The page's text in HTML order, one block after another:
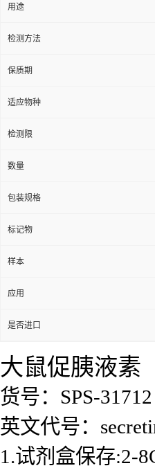
用途
检测方法
保质期
适应物种
检测限
数量
包装规格
标记物
样本
应用
是否进口
大鼠促胰液素
货号：SPS-31712
英文代号：
1.试剂盒保存:2-